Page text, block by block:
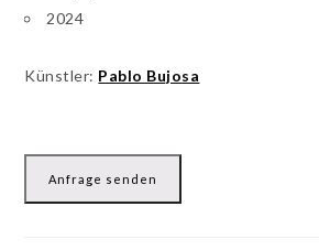
2024
Künstler: Pablo Bujosa
Anfrage senden